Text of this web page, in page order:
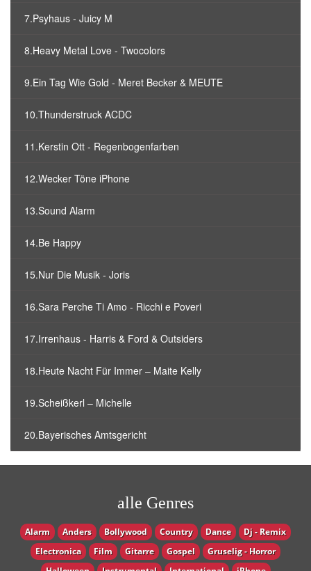
7.Psyhaus - Juicy M
8.Heavy Metal Love - Twocolors
9.Ein Tag Wie Gold - Meret Becker & MEUTE
10.Thunderstruck ACDC
11.Kerstin Ott - Regenbogenfarben
12.Wecker Töne iPhone
13.Sound Alarm
14.Be Happy
15.Nur Die Musik - Joris
16.Sara Perche Ti Amo - Ricchi e Poveri
17.Irrenhaus - Harris & Ford & Outsiders
18.Heute Nacht Für Immer – Maite Kelly
19.Scheißkerl – Michelle
20.Bayerisches Amtsgericht
alle Genres
Alarm Anders Bollywood Country Dance
Dj - Remix
Electronica
Film Gitarre Gospel
Gruselig - Horror